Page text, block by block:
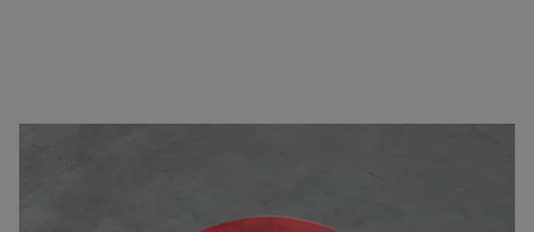
U kunt bij ons terecht voor vrijwel alle type